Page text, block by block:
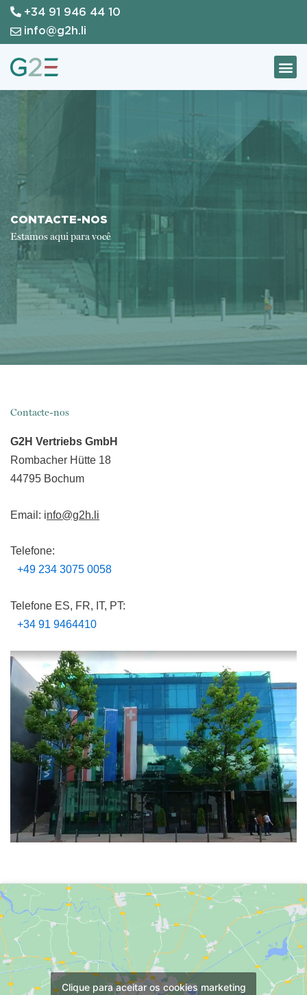
Skip
to
content
+34 91 946 44 10
info@g2h.li
CONTACTE-NOS
Estamos aqui para você
Contacte-nos
G2H Vertriebs GmbH
Rombacher Hütte 18
44795 Bochum
Email: info@g2h.li
Telefone:
+49 234 3075 0058
Telefone ES, FR, IT, PT:
+34 91 9464410
Clique para aceitar os cookies marketing